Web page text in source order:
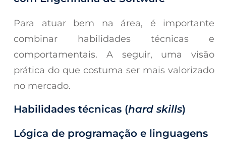
Para atuar bem na área, é importante
combinar habilidades técnicas e
comportamentais. A seguir, uma visão
prática do que costuma ser mais valorizado
no mercado.
Habilidades técnicas (hard skills)
Lógica de programação e linguagens